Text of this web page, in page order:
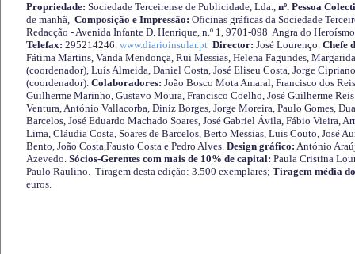
Propriedade: Sociedade Terceirense de Publicidade, Lda., nº. Pessoa
de manhã, Composição e Impressão: Oficinas gráficas da Sociedade
Redacção - Avenida Infante D. Henrique, n.º 1, 9701-098 Angra do
Telefax: 295214246. www.diarioinsular.pt Director: José Lourenço. Chefe
Fátima Martins, Vanda Mendonça, Rui Messias, Helena Fagundes,
(coordenador), Luís Almeida, Daniel Costa, José Eliseu Costa, Jorge
(coordenador). Colaboradores: João Bosco Mota Amaral, Francisco dos
Guilherme Marinho, Gustavo Moura, Francisco Coelho, José Guilherme
Ventura, António Vallacorba, Diniz Borges, Jorge Moreira, Paulo Gomes,
Barcelos, José Eduardo Machado Soares, José Gabriel Ávila, Fábio Vieira,
Lima, Cláudia Costa, Soares de Barcelos, Berto Messias, Luis Couto, José
Bento, João Costa,Fausto Costa e Pedro Alves. Design gráfico: António
Azevedo. Sócios-Gerentes com mais de 10% de capital: Paula Cristina
Paulo Raulino. Tiragem desta edição: 3.500 exemplares; Tiragem média
euros.